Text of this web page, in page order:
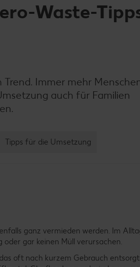
Waste-
Immer mehr
auch für Familien
Tipps für die Umsetzung
ganz vermieden werden. Im
gar keinen Müll verursachen.
oft nach kurzem Gebrauch